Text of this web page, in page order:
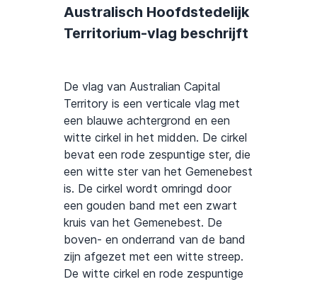
Australisch Hoofdstedelijk
Territorium-vlag beschrijft
De vlag van Australian Capital
Territory is een verticale vlag met
een blauwe achtergrond en een
witte cirkel in het midden. De cirkel
bevat een rode zespuntige ster, die
een witte ster van het Gemenebest
is. De cirkel wordt omringd door
een gouden band met een zwart
kruis van het Gemenebest. De
boven- en onderrand van de band
zijn afgezet met een witte streep.
De witte cirkel en rode zespuntige